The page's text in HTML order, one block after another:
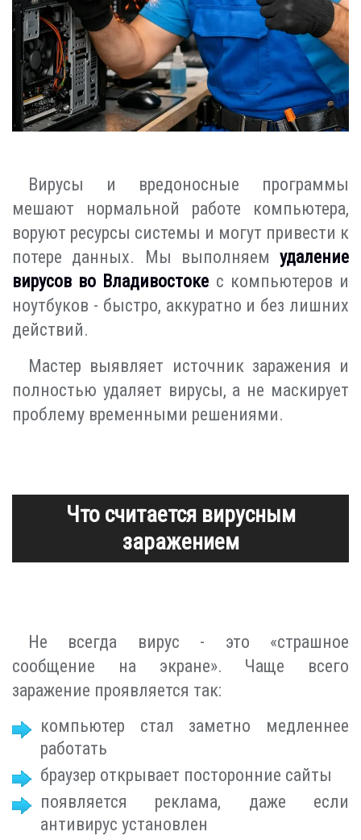
Вирусы и вредоносные программы
мешают нормальной работе компьютера,
воруют ресурсы системы и могут привести к
потере данных. Мы выполняем удаление
вирусов во Владивостоке с компьютеров и
ноутбуков - быстро, аккуратно и без лишних
действий.
Мастер выявляет источник заражения и
полностью удаляет вирусы, а не маскирует
проблему временными решениями.
Что считается вирусным
заражением
Не всегда вирус - это «страшное
сообщение на экране». Чаще всего
заражение проявляется так:
компьютер стал заметно медленнее
работать
браузер открывает посторонние сайты
появляется реклама, даже если
антивирус установлен